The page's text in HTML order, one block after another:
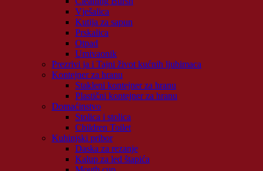
Vješalica
Kutija za sapun
Prskalica
Otpad
Umivaonik
Prezrivi ja i Tajni život kućnih ljubimaca
Kontejner za hranu
Stakleni kontejner za hranu
Plastični kontejner za hranu
Domaćinstvo
Stolica i stolica
Children Toilet
Kuhinjski pribor
Daska za rezanje
Kalup za led štapića